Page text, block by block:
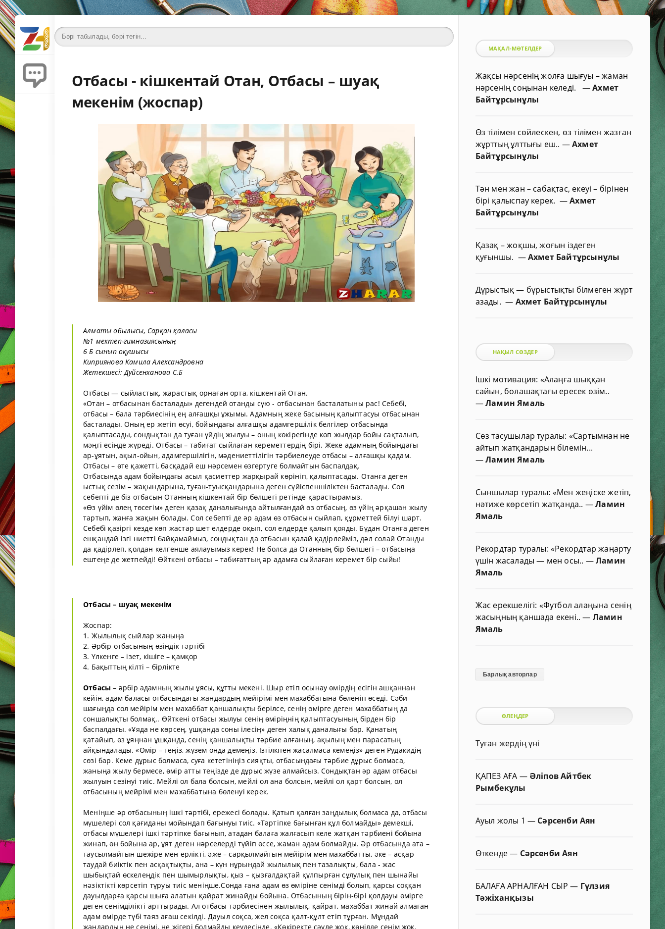
Отбасы - кішкентай Отан, Отбасы – шуақ
мекенім (жоспар)
Алматы обылысы, Сарқан қаласы
№1 мектеп-гимназиясының
6 Б сынып оқушысы
Киприянова Камила Александровна
Жетекшесі: Дуйсенханова С.Б
Отбасы — сыйластық, жарастық орнаған орта, кішкентай Отан.
«Отан – отбасынан басталады» дегендей отанды сүю - отбасынан басталатыны рас! Себебі,
отбасы – бала тәрбиесінің ең алғашқы ұжымы. Адамның жеке басының қалыптасуы отбасынан
басталады. Оның ер жетіп өсуі, бойындағы алғашқы адамгершілік белгілер отбасында
қалыптасады, сондықтан да туған үйдің жылуы – оның көкірегінде көп жылдар бойы сақталып,
мәңгі есінде жүреді. Отбасы – табиғат сыйлаған кереметтердің бірі. Жеке адамның бойындағы
ар-ұятын, ақыл-ойын, адамгершілігін, мәдениеттілігін тәрбиелеуде отбасы – алғашқы қадам.
Отбасы – өте қажетті, басқадай еш нәрсемен өзгертуге болмайтын баспалдақ.
Отбасында адам бойындағы асыл қасиеттер жарқырай көрініп, қалыптасады. Отанға деген
ыстық сезім – жақындарына, туған-туысқандарына деген сүйіспеншіліктен басталады. Сол
себепті де біз отбасын Отанның кішкентай бір бөлшегі ретінде қарастырамыз.
«Өз үйім өлең төсегім» деген қазақ даналығында айтылғандай өз отбасың, өз үйің әрқашан жылу
тартып, жанға жақын болады. Сол себепті де әр адам өз отбасын сыйлап, құрметтей білуі шарт.
Себебі қазіргі кезде көп жастар шет елдерде оқып, сол елдерде қалып қояды. Бұдан Отанға деген
ешқандай ізгі ниетті байқамаймыз, сондықтан да отбасын қалай қадірлейміз, дәл солай Отанды
да қадірлеп, қолдан келгенше аялауымыз керек! Не болса да Отанның бір бөлшегі – отбасыңа
ештеңе де жетпейді! Өйткені отбасы – табиғаттың әр адамға сыйлаған керемет бір сыйы!
Отбасы – шуақ мекенім
Жоспар:
1. Жылылық сыйлар жаныңа
2. Әрбір отбасының өзіндік тәртібі
3. Үлкенге – ізет, кішіге – қамқор
4. Бақыттың кілті – бірлікте
Отбасы – әрбір адамның жылы ұясы, құтты мекені. Шыр етіп осынау өмірдің есігін ашқаннан
кейін, адам баласы отбасындағы жандардың мейірімі мен махаббатына бөленіп өседі. Сәби
шағыңда сол мейірім мен махаббат қаншалықты берілсе, сенің өмірге деген махаббатың да
соншалықты болмақ.. Өйткені отбасы жылуы сенің өміріңнің қалыптасуының бірден бір
баспалдағы. «Ұяда не көрсең, ұшқанда соны ілесің» деген халық даналығы бар. Қанатың
қатайып, өз ұяңнан ұшқанда, сенің қаншалықты тәрбие алғаның, ақылың мен парасатың
айқындалады. «Өмір – теңіз, жүзем онда демеңіз. Ізгілкпен жасалмаса кемеңіз» деген Рудакидің
сөзі бар. Кеме дұрыс болмаса, суға кететініңіз сияқты, отбасындағы тәрбие дұрыс болмаса,
жаныңа жылу бермесе, өмір атты теңізде де дұрыс жүзе алмайсыз. Сондықтан әр адам отбасы
жылуын сезінуі тиіс. Мейлі ол бала болсын, мейлі ол ана болсын, мейлі ол қарт болсын, ол
отбасының мейрімі мен махаббатына бөленуі керек.
Меніңше әр отбасының ішкі тәртібі, ережесі болады. Қатып қалған заңдылық болмаса да, отбасы
мүшелері сол қағиданы мойындап бағынуы тиіс. «Тәртіпке бағынған құл болмайды» демекші,
отбасы мүшелері ішкі тәртіпке бағынып, атадан балаға жалғасып келе жатқан тәрбиені бойына
жинап, өн бойына ар, ұят деген нәрселерді түйіп өссе, жаман адам болмайды. Әр отбасында ата –
таусылмайтын шежіре мен ерлікті, әже – сарқылмайтын мейірім мен махаббатты, әке – асқар
таудай биіктік пен асқақтықты, ана – күн нұрындай жылылық пен тазалықты, бала - жас
шыбықтай өскелеңдік пен шымырлықты, қыз – қызғалдақтай құлпырған сұлулық пен шынайы
нәзіктікті көрсетіп тұруы тиіс меніңше.Сонда ғана адам өз өміріне сенімді болып, қарсы соққан
дауылдарға қарсы шыға алатын қайрат жинайды бойына. Отбасының бірін-бірі қолдауы өмірге
деген сенімділікті арттырады. Ал отбасы тәрбиесінен жылылық, қайрат, махаббат жинай алмаған
адам өмірде түбі таяз ағаш секілді. Дауыл соқса, жел соқса қалт-құлт етіп тұрған. Мұндай
жандардың не сенімі, не жігері болмайды кеудесінде. «Көкіректе сәуле жоқ, көңілде сенім жоқ.
МАҚАЛ-МӘТЕЛДЕР
Жақсы нәрсенің жолға шығуы – жаман
нәрсенің соңынан келеді. —Ахмет
Байтұрсынұлы
Өз тілімен сөйлескен, өз тілімен жазған
жұрттың ұлттығы еш.. —Ахмет
Байтұрсынұлы
Тән мен жан – сабақтас, екеуі – бірінен
бірі қалыспау керек. —Ахмет
Байтұрсынұлы
Қазақ – жоқшы, жоғын іздеген
қуғыншы. —Ахмет Байтұрсынұлы
Дұрыстық — бұрыстықты білмеген жұрт
азады.— Ахмет Байтұрсынұлы
НАҚЫЛ СӨЗДЕР
Ішкі мотивация: «Алаңға шыққан
сайын, болашақтағы ересек өзім..
—Ламин Ямаль
Сөз тасушылар туралы: «Сартымнан не
айтып жатқандарын білемін...
—Ламин Ямаль
Сыншылар туралы: «Мен жеңіске жетіп,
нәтиже көрсетіп жатқанда.. —Ламин
Ямаль
Рекордтар туралы: «Рекордтар жаңарту
үшін жасалады — мен осы.. —Ламин
Ямаль
Жас ерекшелігі: «Футбол алаңына сенің
жасыңның қаншада екені..— Ламин
Ямаль
Барлық авторлар
ӨЛЕҢДЕР
Туған жердің үні
ҚАПЕЗ АҒА — Әліпов Айтбек
Рымбекұлы
Ауыл жолы 1 — Сәрсенби Аян
Өткенде— Сәрсенби Аян
БАЛАҒА АРНАЛҒАН СЫР— Гүлзия
Тәжіханқызы